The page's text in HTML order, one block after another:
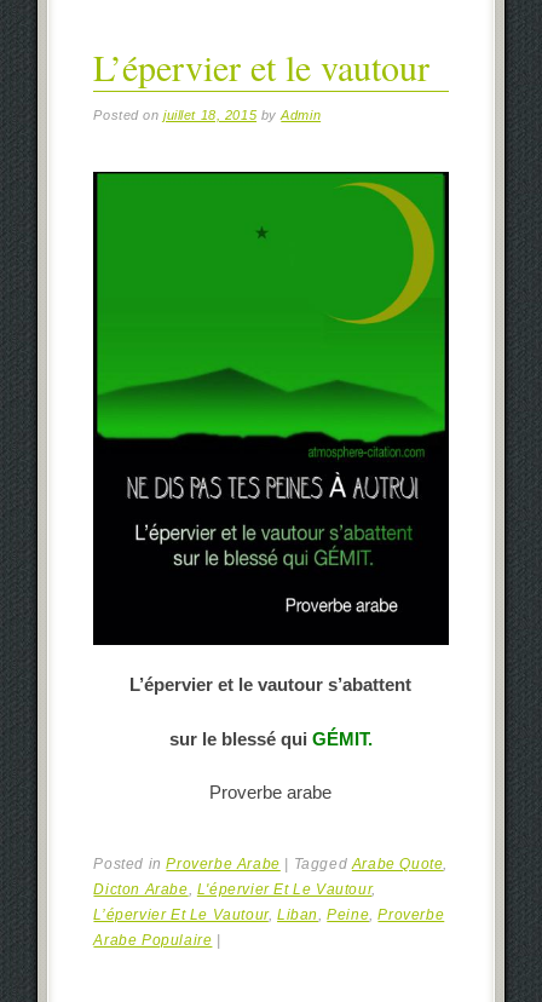
L’épervier et le vautour
Posted onjuillet 18, 2015 byAdmin
L’épervier et le vautour s’abattent
sur le blessé qui GÉMIT.
Proverbe arabe
Posted inProverbe Arabe | Tagged Arabe Quote
Dicton Arabe L'épervier Et Le Vautour,
L’épervier Et Le Vautour,Liban ,Peine ,Proverbe
Arabe Populaire |